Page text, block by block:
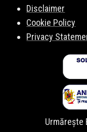
Disclaimer
Cookie Policy
Privacy
Urmărește